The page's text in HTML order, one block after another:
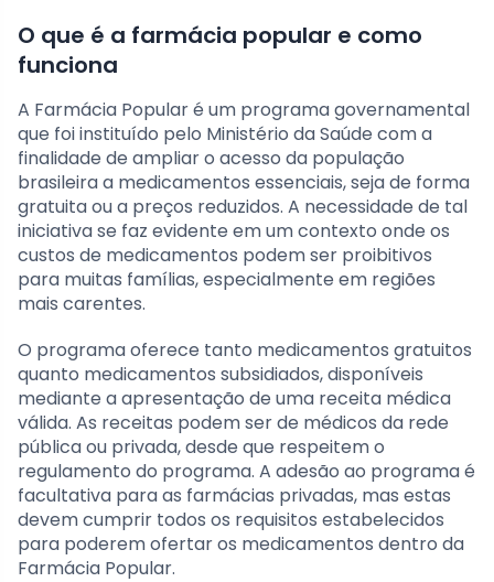
O que é a farmácia popular e como
funciona
A Farmácia Popular é um programa governamental
que foi instituído pelo Ministério da Saúde com a
finalidade de ampliar o acesso da população
brasileira a medicamentos essenciais, seja de forma
gratuita ou a preços reduzidos. A necessidade de tal
iniciativa se faz evidente em um contexto onde os
custos de medicamentos podem ser proibitivos
para muitas famílias, especialmente em regiões
mais carentes.
O programa oferece tanto medicamentos gratuitos
quanto medicamentos subsidiados, disponíveis
mediante a apresentação de uma receita médica
válida. As receitas podem ser de médicos da rede
pública ou privada, desde que respeitem o
regulamento do programa. A adesão ao programa é
facultativa para as farmácias privadas, mas estas
devem cumprir todos os requisitos estabelecidos
para poderem ofertar os medicamentos dentro da
Farmácia Popular.